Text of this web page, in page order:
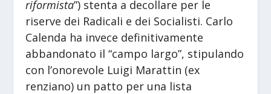
riformista”) stenta a decollare per le
riserve dei Radicali e dei Socialisti. Carlo
Calenda ha invece definitivamente
abbandonato il “campo largo”, stipulando
con l’onorevole Luigi Marattin (ex
renziano) un patto per una lista